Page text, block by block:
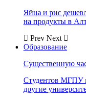
Яйца и рис
на продукты в
Prev Next
Образование
Существенную
Студентов МГПУ
другие